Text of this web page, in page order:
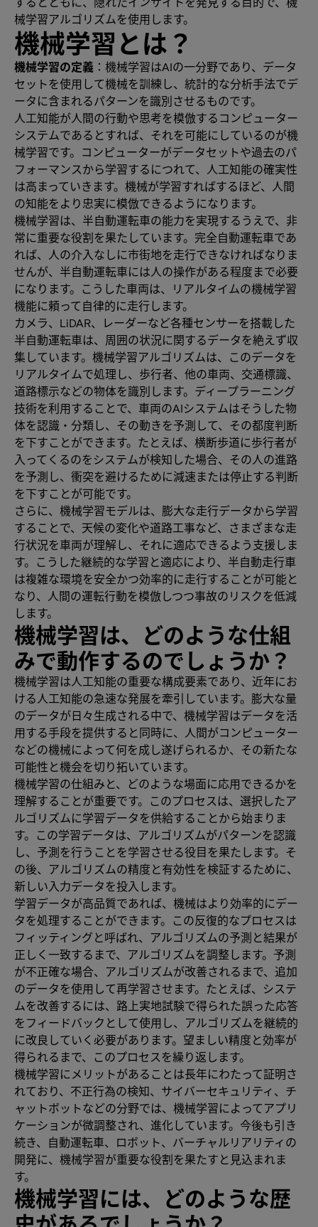
械学習アルゴリズムを使用します。
機械学習とは？
機械学習の定義 ：機械学習はAIの一分野であり、データ
セットを使用して機械を訓練し、統計的な分析手法でデ
ータに含まれるパターンを識別させるものです。
人工知能が人間の行動や思考を模倣するコンピューター
システムであるとすれば、それを可能にしているのが機
械学習です。コンピューターがデータセットや過去のパ
フォーマンスから学習するにつれて、人工知能の確実性
は高まっていきます。機械が学習すればするほど、人間
の知能をより忠実に模倣できるようになります。
機械学習は、半自動運転車の能力を実現するうえで、非
常に重要な役割を果たしています。完全自動運転車であ
れば、人の介入なしに市街地を走行できなければなりま
せんが、半自動運転車には人の操作がある程度まで必要
になります。こうした車両は、リアルタイムの機械学習
機能に頼って自律的に走行します。
カメラ、LiDAR、レーダーなど各種センサーを搭載した
半自動運転車は、周囲の状況に関するデータを絶えず収
集しています。機械学習アルゴリズムは、このデータを
リアルタイムで処理し、歩行者、他の車両、交通標識、
道路標示などの物体を識別します。ディープラーニング
技術を利用することで、車両のAIシステムはそうした物
体を認識・分類し、その動きを予測して、その都度判断
を下すことができます。たとえば、横断歩道に歩行者が
入ってくるのをシステムが検知した場合、その人の進路
を予測し、衝突を避けるために減速または停止する判断
を下すことが可能です。
さらに、機械学習モデルは、膨大な走行データから学習
することで、天候の変化や道路工事など、さまざまな走
行状況を車両が理解し、それに適応できるよう支援しま
す。こうした継続的な学習と適応により、半自動走行車
は複雑な環境を安全かつ効率的に走行することが可能と
なり、人間の運転行動を模倣しつつ事故のリスクを低減
します。
機械学習は、どのような仕組
みで動作するのでしょうか？
機械学習は人工知能の重要な構成要素であり、近年にお
ける人工知能の急速な発展を牽引しています。膨大な量
のデータが日々生成される中で、機械学習はデータを活
用する手段を提供すると同時に、人間がコンピューター
などの機械によって何を成し遂げられるか、その新たな
可能性と機会を切り拓いています。
機械学習の仕組みと、どのような場面に応用できるかを
理解することが重要です。このプロセスは、選択したア
ルゴリズムに学習データを供給することから始まりま
す。この学習データは、アルゴリズムがパターンを認識
し、予測を行うことを学習させる役目を果たします。そ
の後、アルゴリズムの精度と有効性を検証するために、
新しい入力データを投入します。
学習データが高品質であれば、機械はより効率的にデー
タを処理することができます。この反復的なプロセスは
フィッティングと呼ばれ、アルゴリズムの予測と結果が
正しく一致するまで、アルゴリズムを調整します。予測
が不正確な場合、アルゴリズムが改善されるまで、追加
のデータを使用して再学習させます。たとえば、システ
ムを改善するには、路上実地試験で得られた誤った応答
をフィードバックとして使用し、アルゴリズムを継続的
に改良していく必要があります。望ましい精度と効率が
得られるまで、このプロセスを繰り返します。
機械学習にメリットがあることは長年にわたって証明さ
れており、不正行為の検知、サイバーセキュリティ、チ
ャットボットなどの分野では、機械学習によってアプリ
ケーションが微調整され、進化しています。今後も引き
続き、自動運転車、ロボット、バーチャルリアリティの
開発に、機械学習が重要な役割を果たすと見込まれま
す。
機械学習には、どのような歴